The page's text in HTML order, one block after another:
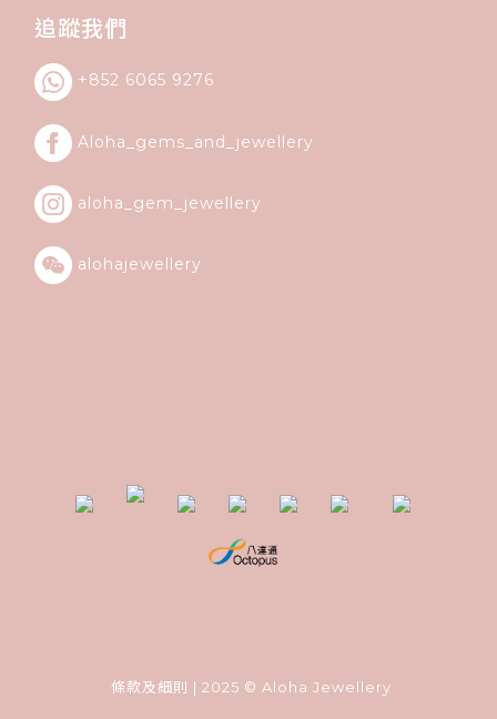
追蹤我們
+852 6065 9276
Aloha_gems_and_ jewellery
aloha_gem_jewellery
alohajewellery
條款及細則 | 2025 © Aloha Jewellery